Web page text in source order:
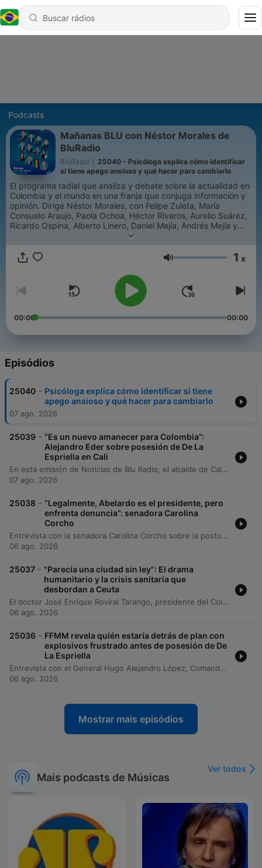
Podcasts
Mañanas BLU con Néstor Morales de
BluRadio
BluRadio
25040 - Psicóloga explica cómo identificar
si tiene apego ansioso y qué hacer para cambiarlo
El programa radial que analiza y debate sobre la actualidad en
Colombia y el mundo en una franja que conjuga información y
opinión. Dirige Néstor Morales, con Felipe Zuleta, María
Consuelo Araujo, Paola Ochoa, Héctor Riveros, Aurelio Suárez,
Ricardo Ospina, Alberto Linero, Daniel Mejía, Andrés Mejía y
Volume 1 x
00:00 00:00
Episódios
25040 - Psicóloga explica cómo identificar si tiene
apego ansioso y qué hacer para cambiarlo
07 ago. 2026
25039 - “Es un nuevo amanecer para Colombia”:
Alejandro Eder sobre posesión de De La
Espriella en Cali
En esta emisión de Noticias de Blu Radio, el alcalde de Cali, Alejandro Eder, ofrece un reporte sobre la llegada de diversos jefes de Estado a la capital del Valle para la ceremonia de posesión presidencial. El mandatario aborda temas críticos como la seguridad ciudadana, la recuperación de la confianza en la ciudad y las reuniones bilaterales con delegaciones internacionales, incluyendo menciones a la relación con Estados Unidos y encuentros con el presidente de la FIFA. El alcalde también detalla la agenda oficial previa a la posesión, la importancia del primer consejo de seguridad con el nuevo gobierno nacional y la habilitación del edificio de la FES como sede presidencial alterna. Asimismo, se discuten las medidas ante posibles manifestaciones en Puerto Rellena y el simbolismo histórico de los espacios utilizados para el ejercicio del poder en Cali.
07 ago. 2026
25038 - “Legalmente, Abelardo es el presidente, pero
enfrenta denuncia”: senadora Carolina
Corcho
Entrevista con la senadora Carolina Corcho sobre la postura del Pacto Histórico frente a la toma de posesión del presidente Abelardo de la Espriella. La senadora explica las razones por las cuales la bancada opositora no asistirá a la ceremonia en Cali, calificando su ausencia como un acto de protesta constitucional ante anuncios presidenciales que considera contrarios a la democracia y a las relaciones internacionales de Colombia. El diálogo aborda también la intención de realizar actos de protesta en el Capitolio Nacional y la controversia generada por las recomendaciones de seguridad de la Policía Nacional. Se discute la tensión entre las medidas preventivas de la fuerza pública para evitar disturbios en Bogotá y el derecho constitucional a la reunión y la opinión parlamentaria.
06 ago. 2026
25037 - "Parecía una ciudad sin ley": El drama
humanitario y la crisis sanitaria que
desbordan a Ceuta
El doctor José Enrique Roviral Tarango, presidente del Colegio Oficial de Médicos de Ceuta, analiza la grave crisis humanitaria y sanitaria que atraviesa la ciudad tras la incursión masiva de migrantes desde Marruecos. El entrevistado describe un escenario de caos inicial con cifras de fallecidos por aplastamiento y ahogamiento, así como las complicaciones médicas actuales derivadas de lesiones, infecciones y el riesgo de enfermedades como el tétano o el cólera. La conversación aborda la precariedad en la atención a menores, los dilemas éticos del personal sanitario ante la falta de tutores legales y la sensación de inseguridad y ausencia del Estado que ha vivido la población local.
06 ago. 2026
25036 - FFMM revela quién estaría detrás de plan con
explosivos frustrado antes de posesión de De
La Espriella
Entrevista con el General Hugo Alejandro López, Comandante General de las Fuerzas Militares de Colombia, sobre el despliegue de seguridad en el occidente del país. El General detalla los operativos para garantizar la estabilidad durante la posesión del presidente electo Abelardo de la Espriella, destacando la incautación de media tonelada de explosivos en Santander de Quilichao vinculada a estructuras del Gabor Residual del BOJA y el terrorista Mordisco. La conversación aborda las medidas de inteligencia para prevenir ataques con drones, la restricción del espacio aéreo en Cali y el estado de alerta nacional mediante un acuartelamiento de primer grado para proteger las instituciones durante los eventos oficiales.
06 ago. 2026
Mostrar mais episódios
Mais podcasts de Músicas
Ver todos